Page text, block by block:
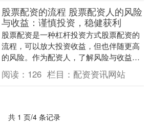
股票配资的流程 股票配资人的风险
与收益：谨慎投资，稳健获利
股票配资是一种杠杆投资方式股票配资的
流程，可以放大投资收益，但也伴随更高
的风险。作为配资人，了解风险与收益至
关重要，以实现谨慎投资和稳健获利。 *
**成本可控....
阅读： 126 栏目： 配资资讯网站
共 1 页/4 条记录